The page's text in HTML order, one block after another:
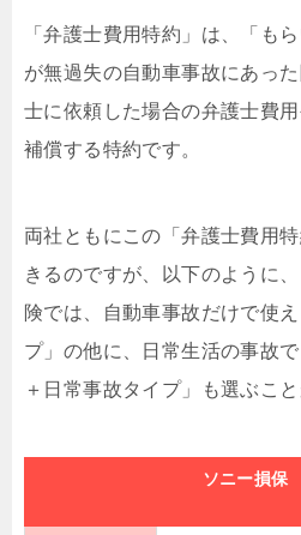
「弁護士費用特約」は、「も
が無過失の自動車事故にあっ
士に依頼した場合の弁護士費
補償する特約です。
両社ともにこの「弁護士費用
きるのですが、以下のように
険では、自動車事故だけで使
プ」の他に、日常生活の事故
＋日常事故タイプ」も選ぶこと
ソニー損保